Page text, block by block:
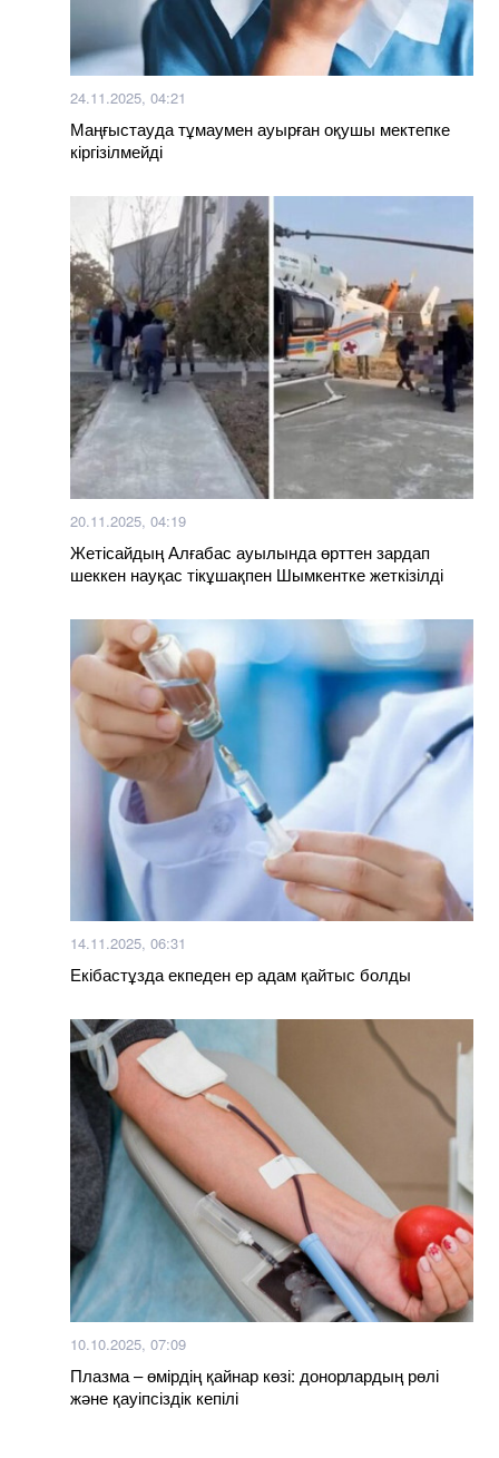
24.11.2025, 04:21
Маңғыстауда тұмаумен ауырған оқушы мектепке
кіргізілмейді
20.11.2025, 04:19
Жетісайдың Алғабас ауылында өрттен зардап
шеккен науқас тікұшақпен Шымкентке жеткізілді
14.11.2025, 06:31
Екібастұзда екпеден ер адам қайтыс болды
10.10.2025, 07:09
Плазма – өмірдің қайнар көзі: донорлардың рөлі
және қауіпсіздік кепілі